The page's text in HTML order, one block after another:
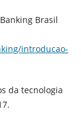
Brasil
introducao-
da tecnologia